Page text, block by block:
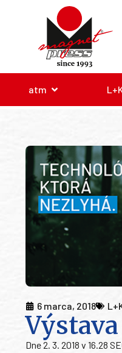
atm
6 marca, 2018
Dne 2. 3. 2018 v 16.28